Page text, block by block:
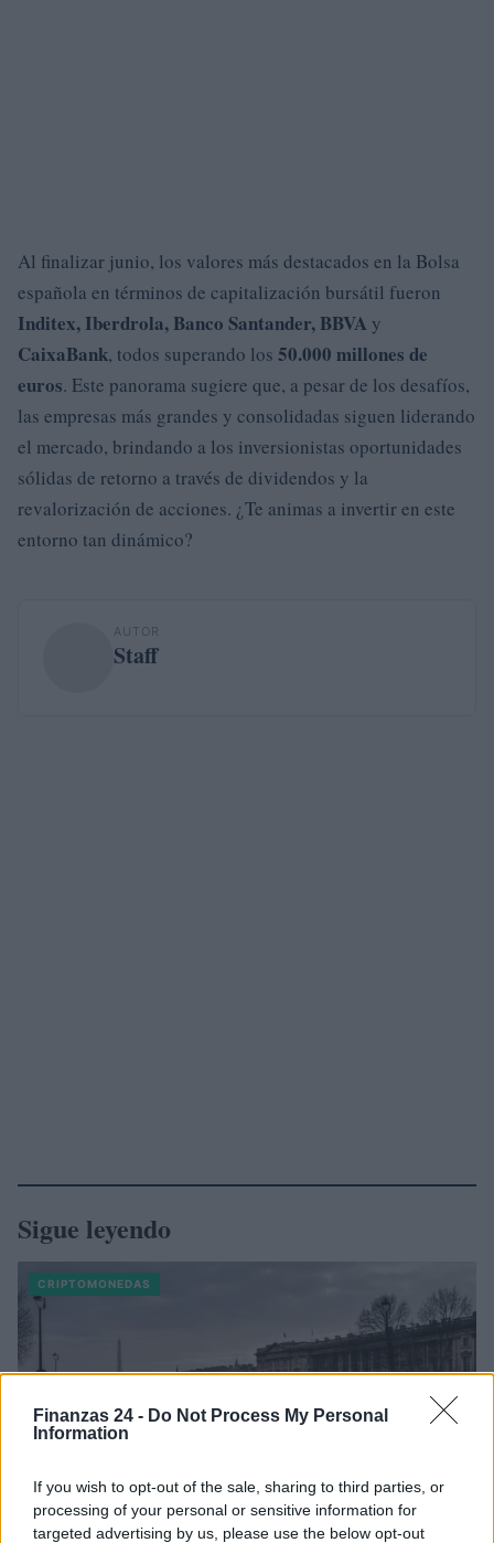
Finanzas 24 - Do Not Process My Personal
Information
If you wish to opt-out of the sale, sharing to third parties, or
processing of your personal or sensitive information for
targeted advertising by us, please use the below opt-out
Al finalizar junio, los valores más destacados en la Bolsa
española en términos de capitalización bursátil fueron
Inditex, Iberdrola, Banco Santander, BBVA y
CaixaBank, todos superando los 50.000 millones de
euros. Este panorama sugiere que, a pesar de los desafíos,
las empresas más grandes y consolidadas siguen liderando
el mercado, brindando a los inversionistas oportunidades
sólidas de retorno a través de dividendos y la
revalorización de acciones. ¿Te animas a invertir en este
entorno tan dinámico?
AUTOR
Staff
Sigue leyendo
CRIPTOMONEDAS